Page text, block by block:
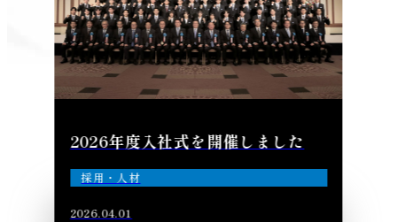
2026年度入社式を開催しました
採用・人材
2026.04.01